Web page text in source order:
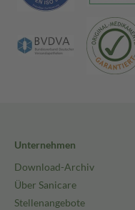
Unternehmen
Download-Archiv
Über Sanicare
Stellenangebote